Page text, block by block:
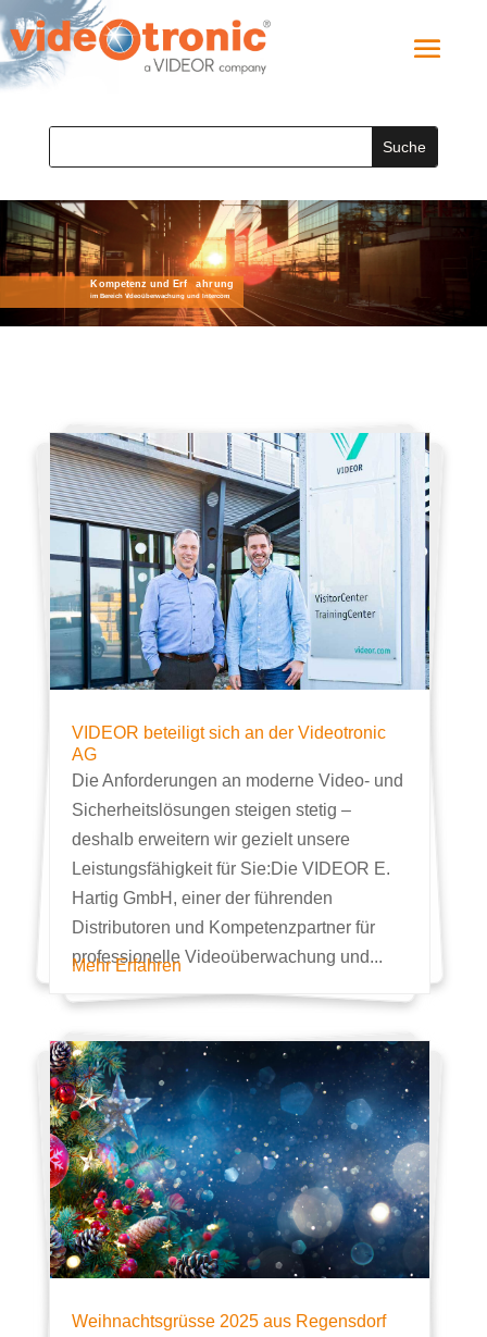
VIDEOR beteiligt sich an der Videotronic
AG
Die Anforderungen an moderne Video- und
Sicherheitslösungen steigen stetig –
deshalb erweitern wir gezielt unsere
Leistungsfähigkeit für Sie:Die VIDEOR E.
Hartig GmbH, einer der führenden
Distributoren und Kompetenzpartner für
professionelle Videoüberwachung und...
Mehr Erfahren
Weihnachtsgrüsse 2025 aus Regensdorf